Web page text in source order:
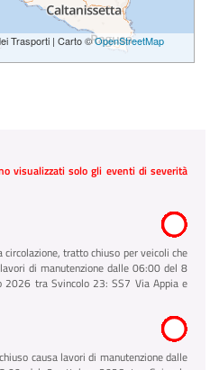
Trasporti | Carto ©OpenStreetMap
visualizzati solo gli eventi di severità
tratto chiuso per veicoli che
di manutenzione dalle 06:00 del 8
tra Svincolo 23: SS7 Via Appia e
causa lavori di manutenzione dalle